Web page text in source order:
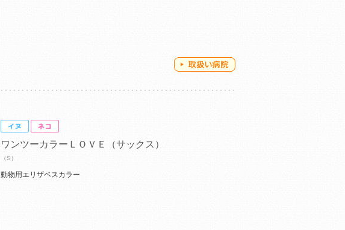
ワンツーカラーＬＯＶＥ（サックス）
（S）
動物用エリザベスカラー